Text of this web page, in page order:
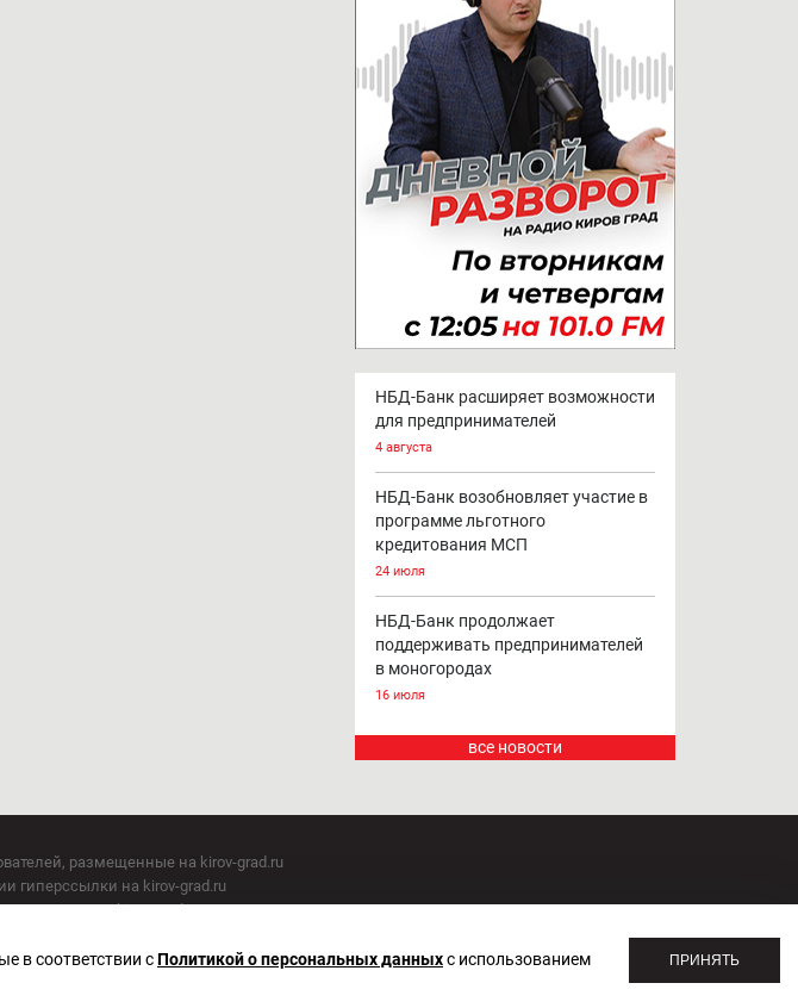
НБД-Банк расширяет возможности
для предпринимателей
4 августа
НБД-Банк возобновляет участие в
программе льготного
кредитования МСП
24 июля
НБД-Банк продолжает
поддерживать предпринимателей
в моногородах
16 июля
все новости
размещенные на kirov-grad.ru
гиперссылки на kirov-grad.ru
на ресурс: kirov-grad.ru
технологий и массовых коммуникаций 20.07.2018. Регистрационный номер ЭЛ №
в соответствии сПолитикой о персональных данныхс использованием
ПРИНЯТЬ